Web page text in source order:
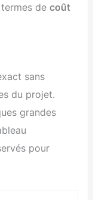
termes decoût
sans
du projet.
grandes
pour